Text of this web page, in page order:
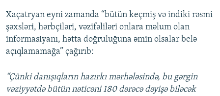
Xaçatryan eyni zamanda “bütün keçmiş və indiki rəsmi
şəxsləri, hərbçiləri, vəzifəliləri onlara məlum olan
informasiyanı, hətta doğruluğuna əmin olsalar belə
açıqlamamağa” çağırıb:
“Çünki danışıqların hazırkı mərhələsində, bu gərgin
vəziyyətdə bütün nəticəni 180 dərəcə dəyişə biləcək